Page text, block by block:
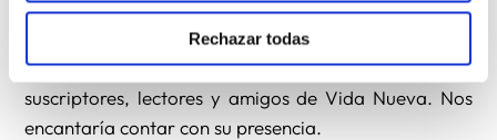
Rechazar todas
A la mesa redonda que tendrá lugar en Madrid el
jueves 23 de abril están invitados todos los
suscriptores, lectores y amigos de Vida Nueva. Nos
encantaría contar con su presencia.